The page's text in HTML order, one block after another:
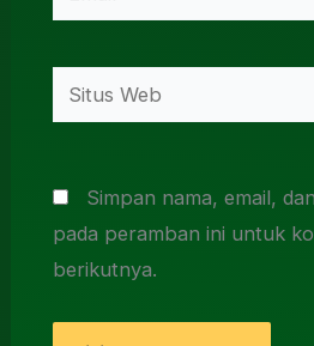
Situs
Web
Simpan nama, email,
pada peramban ini untuk
berikutnya.